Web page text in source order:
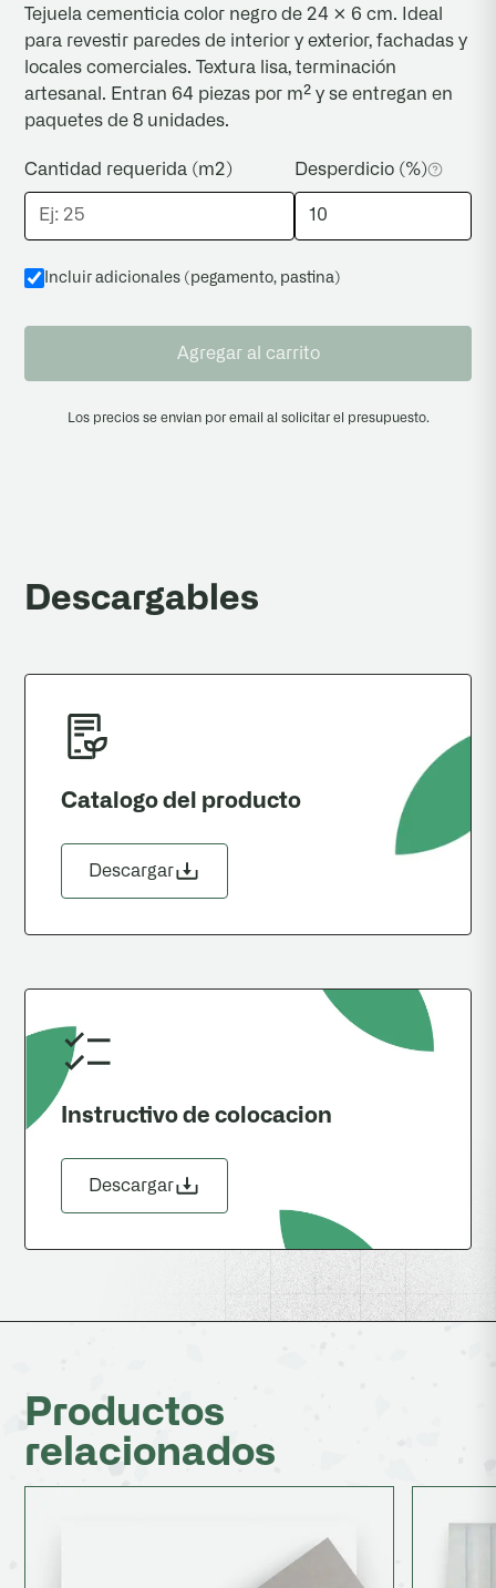
revestimiento final. Recomendamos
inspeccionar todas las piezas antes de la
colocación; una vez cortadas o instaladas, no se
reemplazan.
Tejuela cementicia color negro de 24 × 6 cm. Ideal
para revestir paredes de interior y exterior, fachadas y
locales comerciales. Textura lisa, terminación
artesanal. Entran 64 piezas por m² y se entregan en
paquetes de 8 unidades.
Cantidad requerida (m2) Desperdicio (%)
Incluir adicionales (pegamento, pastina)
Agregar al carrito
Los precios se envian por email al solicitar el presupuesto.
Descargables
Catalogo del producto
Descargar
Instructivo de colocacion
Descargar
Productos
relacionados